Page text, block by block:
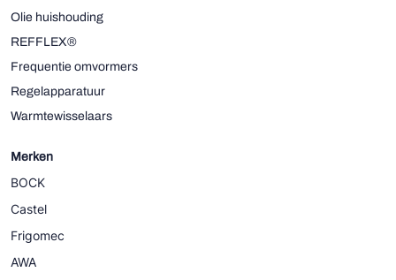
Olie huishouding
REFFLEX®
Frequentie omvormers
Regelapparatuur
Warmtewisselaars
Merken
BOCK
Castel
Frigomec
AWA